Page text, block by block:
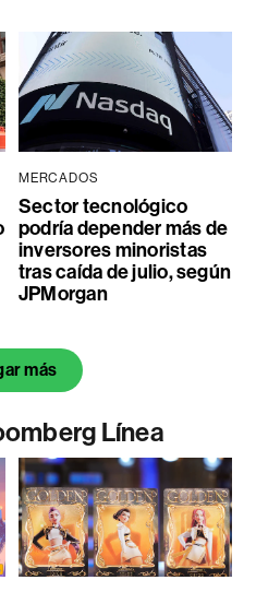
MERCADOS
Sector tecnológico
podría depender más de
inversores minoristas
tras caída de julio, según
JPMorgan
más
Línea